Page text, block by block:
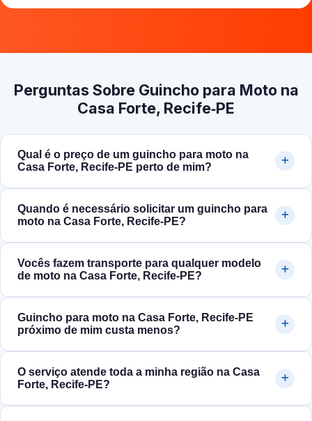
Perguntas Sobre Guincho para Moto na
Casa Forte, Recife‑PE
Qual é o preço de um guincho para moto na
Casa Forte, Recife‑PE perto de mim?
Quando é necessário solicitar um guincho para
moto na Casa Forte, Recife‑PE?
Vocês fazem transporte para qualquer modelo
de moto na Casa Forte, Recife‑PE?
Guincho para moto na Casa Forte, Recife‑PE
próximo de mim custa menos?
O serviço atende toda a minha região na Casa
Forte, Recife‑PE?